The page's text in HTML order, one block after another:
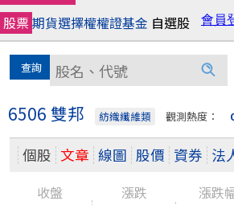
股票期貨選擇權權證基金 自選股
6506 雙邦 紡織纖維類 觀測熱度：
個股 文章 線圖 股價 資券 法
收盤 漲跌 漲跌